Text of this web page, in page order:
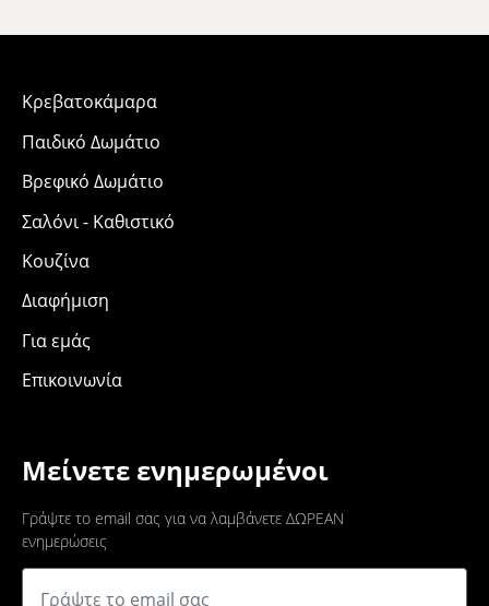
Μείνετε ενημερωμένοι
Γράψτε το email σας για να λαμβάνετε ΔΩΡΕΑΝ
ενημερώσεις
Κρεβατοκάμαρα
Παιδικό Δωμάτιο
Βρεφικό Δωμάτιο
Σαλόνι - Καθιστικό
Κουζίνα
Διαφήμιση
Για εμάς
Επικοινωνία